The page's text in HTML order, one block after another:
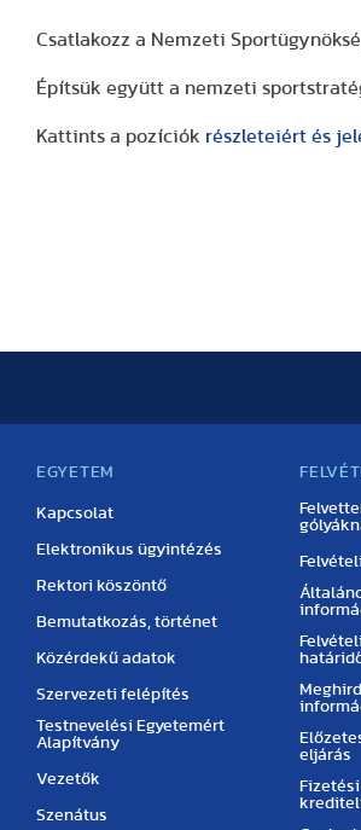
Csatlakozz a Nemzeti
Építsük együtt a nemzeti
Kattints a pozíciók részleteiért és
EGYETEM
Kapcsolat
Elektronikus ügyintézés
Rektori köszöntő
Bemutatkozás, történet
Közérdekű adatok
Szervezeti felépítés
Testnevelési Egyetemért
Alapítvány
Vezetők
Szenátus
eljárás